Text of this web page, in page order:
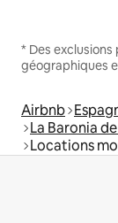
* Des
géographiques
Airbnb
La Baronia
Locations